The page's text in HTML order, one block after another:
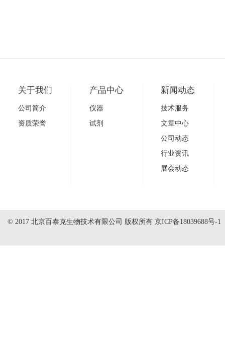
关于我们
公司简介
资质荣誉
产品中心
仪器
试剂
新闻动态
技术服务
文章中心
公司动态
行业资讯
展会动态
© 2017 北京百泰克生物技术有限公司 版权所有 京ICP备18039688号-1